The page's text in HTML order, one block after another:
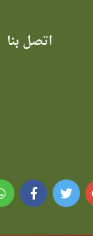
اتصل بنا